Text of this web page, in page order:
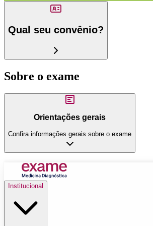
Qual seu convênio?
Sobre o exame
Orientações gerais
Confira informações gerais sobre o exame
Institucional